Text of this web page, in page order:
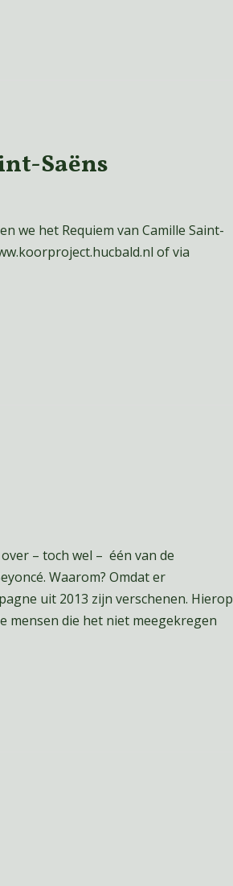
Saëns
we het Requiem van Camille Saint-
of via
– toch wel – één van de
Waarom? Omdat er
uit 2013 zijn verschenen. Hierop
mensen die het niet meegekregen